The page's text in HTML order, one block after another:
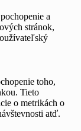
a
stránok,
toho,
Tieto
o metrikách o
atď.